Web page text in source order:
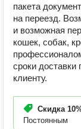
пакета
на переезд.
и возможная
кошек, собак,
сроки
клиенту.
Скидка
Постоянным